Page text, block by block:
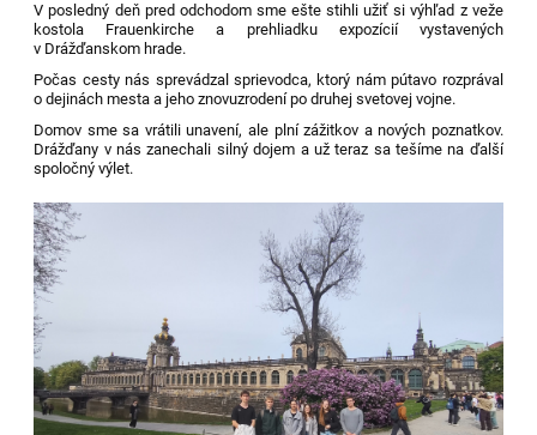
V posledný deň pred odchodom sme ešte stihli užiť si výhľad z veže
kostola Frauenkirche a prehliadku expozícií vystavených
v Drážďanskom hrade.
Počas cesty nás sprevádzal sprievodca, ktorý nám pútavo rozprával
o dejinách mesta a jeho znovuzrodení po druhej svetovej vojne.
Domov sme sa vrátili unavení, ale plní zážitkov a nových poznatkov.
Drážďany v nás zanechali silný dojem a už teraz sa tešíme na ďalší
spoločný výlet.